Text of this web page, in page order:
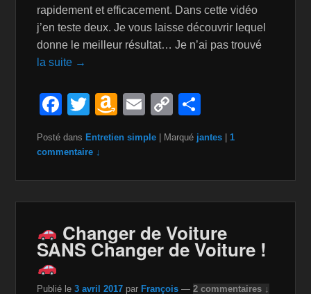
rapidement et efficacement. Dans cette vidéo
j’en teste deux. Je vous laisse découvrir lequel
donne le meilleur résultat… Je n’ai pas trouvé
la suite →
F
c
o
k
T
tt
A
a
W
is
h
E
ail
C
p
k
ta
Posté dans Entretien simple Marqué jantes |1
commentaire ↓
Changer de Voiture
SANS Changer de Voiture !
Publié le3 avril 2017 par François —2 commentaires ↓